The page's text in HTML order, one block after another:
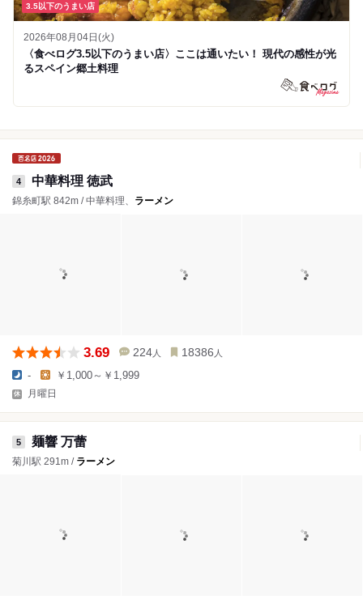
3.5以下のうまい店
2026年08月04日(火)
〈食べログ3.5以下のうまい店〉ここは通いたい！ 現代の感性が光
るスペイン郷土料理
4 中華料理 徳武
錦糸町駅 842m / 中華料理、 ラーメン
3.69 224 人 18386 人
- ￥1,000～￥1,999
月曜日
5 麺響 万蕾
菊川駅 291m / ラーメン